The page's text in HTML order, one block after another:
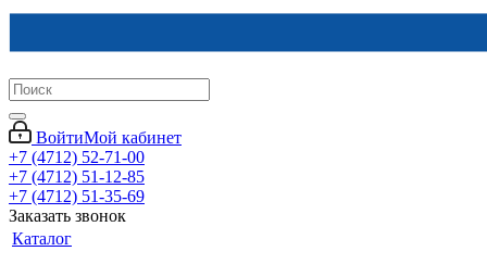
ВойтиМой кабинет
+7 (4712) 52-71-00
+7 (4712) 51-12-85
+7 (4712) 51-35-69
Заказать звонок
Каталог